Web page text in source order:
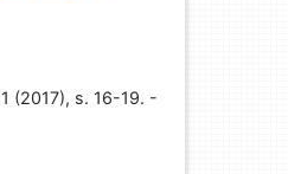
(2017), s. 16-19. -